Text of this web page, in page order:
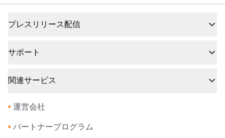
プレスリリース配信
サポート
関連サービス
• 運営会社
• パートナープログラム